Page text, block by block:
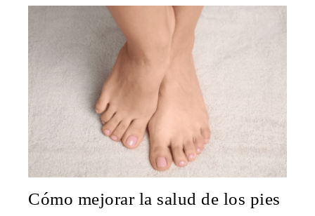
Cómo mejorar la salud de los pies